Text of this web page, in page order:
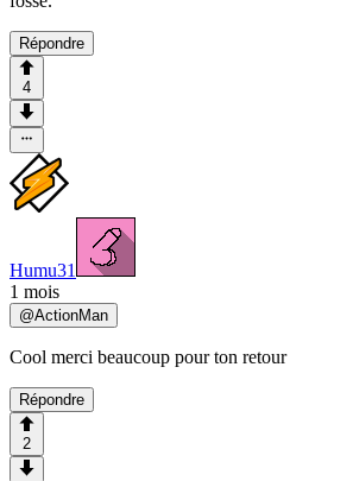
Répondre
4
Humu31
1 mois
@ActionMan
Cool merci beaucoup pour ton retour
Répondre
2